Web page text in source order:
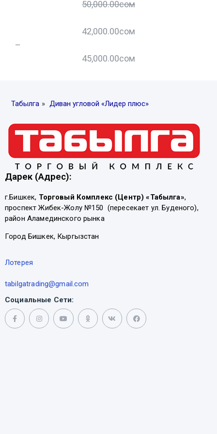
50,000.00сом
42,000.00сом
–
45,000.00сом
Табылга » Диван угловой «Лидер плюс»
Дарек (Адрес):
г.Бишкек, Торговый Комплекс (Центр) «Табылга»,
проспект Жибек-Жолу №150 (пересекает ул. Буденого),
район Аламединского рынка
Город Бишкек, Кыргызстан
Лотерея
tabilgatrading@gmail.com
Социальные Сети: